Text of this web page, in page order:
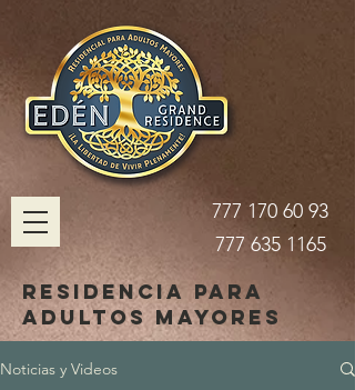
777 170 60 93
777 635 1165
Residencia para
adultos mayores
Noticias y Videos